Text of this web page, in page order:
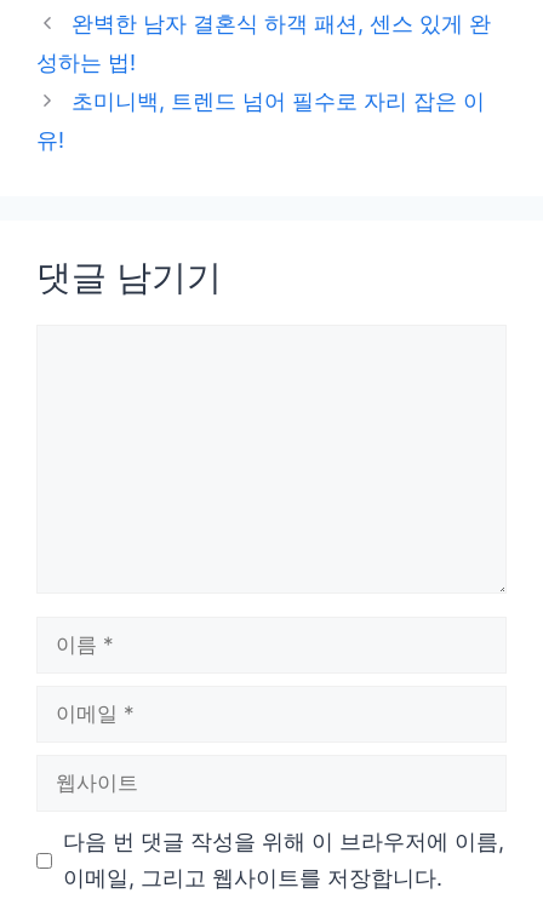
테
리
완벽한 남자 결혼식 하객 패션, 센스 있게 완
성하는 법!
초미니백, 트렌드 넘어 필수로 자리 잡은 이
유!
댓글 남기기
다음 번 댓글 작성을 위해 이 브라우저에 이름,
이메일, 그리고 웹사이트를 저장합니다.